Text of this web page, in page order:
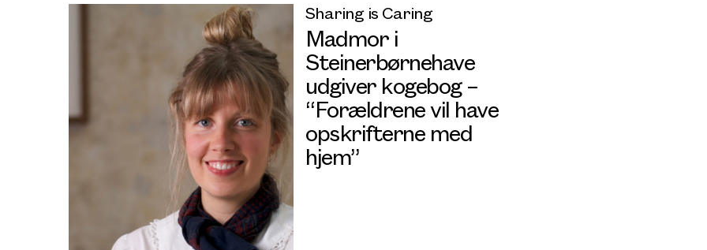
Sharing is Caring
Madmor i
Steinerbørnehave
udgiver kogebog –
“Forældrene vil have
opskrifterne med
hjem”